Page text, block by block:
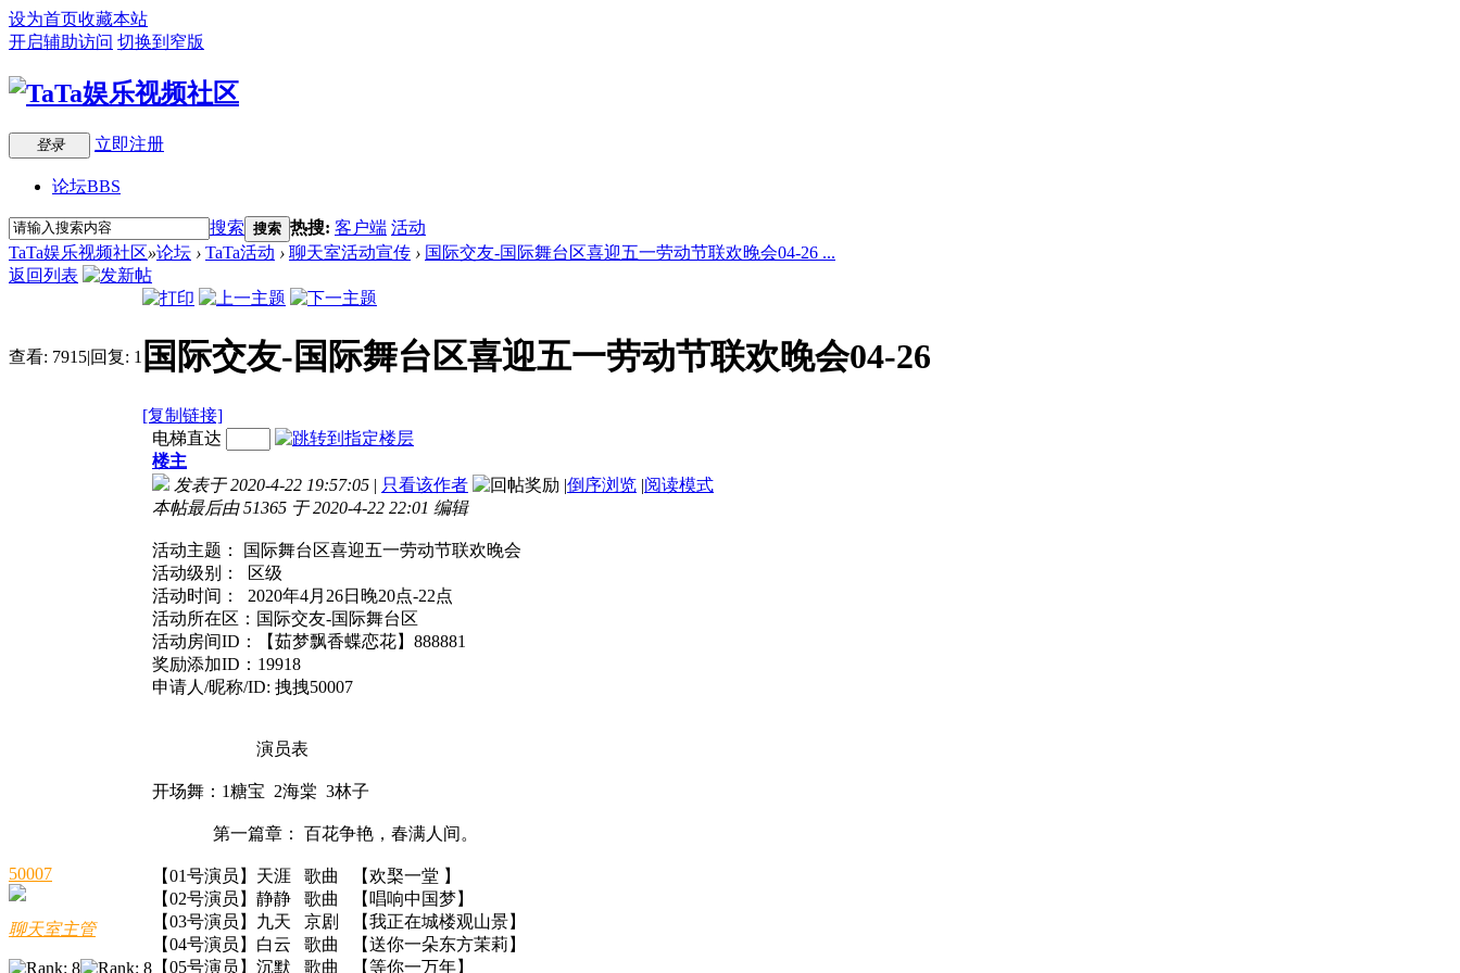
设为首页收藏本站
开启辅助访问 切换到窄版
登录 立即注册
论坛BBS
搜索 搜索 热搜: 客户端 活动
TaTa娱乐视频社区»论坛 › TaTa活动 › 聊天室活动宣传 › 国际交友-国际舞台区喜迎五一劳动节联欢晚会04-26 ...
返回列表
查看: 7915|回复: 1 国际交友-国际舞台区喜迎五一劳动节联欢晚会04-26
[复制链接]
50007
聊天室主管
电梯直达
楼主
发表于 2020-4-22 19:57:05 | 只看该作者 |倒序浏览 |阅读模式
本帖最后由 51365 于 2020-4-22 22:01 编辑
活动主题： 国际舞台区喜迎五一劳动节联欢晚会
活动级别： 区级
活动时间： 2020年4月26日晚20点-22点
活动所在区：国际交友-国际舞台区
活动房间ID：【茹梦飘香蝶恋花】888881
奖励添加ID：19918
申请人/昵称/ID: 拽拽50007
演员表
开场舞：1糖宝 2海棠 3林子
第一篇章： 百花争艳，春满人间。
【01号演员】天涯 歌曲 【欢棸一堂 】
【02号演员】静静 歌曲 【唱响中国梦】
【03号演员】九天 京剧 【我正在城楼观山景】
【04号演员】白云 歌曲 【送你一朵东方茉莉】
【05号演员】沉默 歌曲 【等你一万年】